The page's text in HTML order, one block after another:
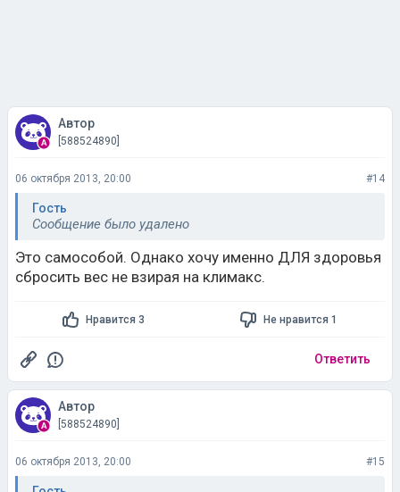
Автор
[588524890]
06 октября 2013, 20:00 #14
Гость
Сообщение было удалено
Это самособой. Однако хочу именно ДЛЯ здоровья
сбросить вес не взирая на климакс.
Нравится 3 Не нравится 1
Ответить
Автор
[588524890]
06 октября 2013, 20:00 #15